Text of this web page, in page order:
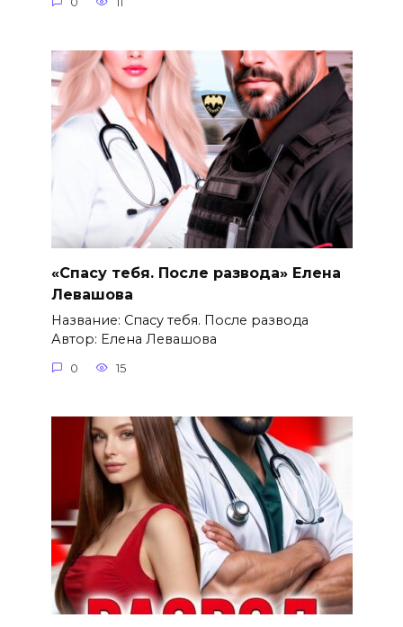
«Спасу тебя. После развода» Елена
Левашова
Название: Спасу тебя. После развода
Автор: Елена Левашова
0 15